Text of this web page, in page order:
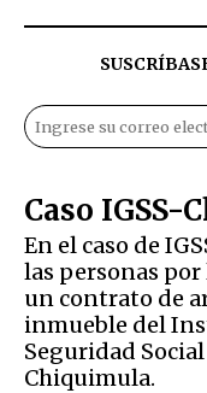
Caso
En el caso de
las personas
un contrato de
inmueble del
Seguridad
Chiquimula.